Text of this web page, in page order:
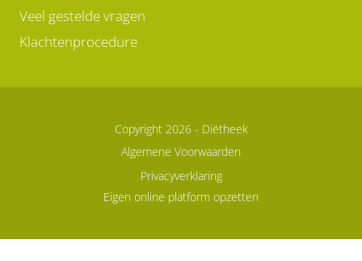
Veel gestelde vragen
Klachtenprocedure
Copyright 2026 - Diëtheek
Algemene Voorwaarden
Privacyverklaring
Eigen online platform opzetten